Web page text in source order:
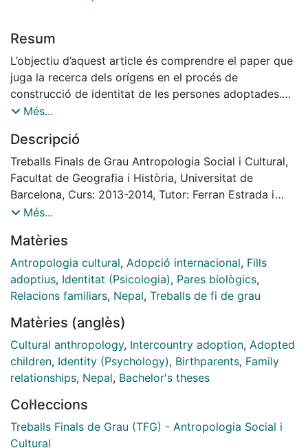
Resum
L’objectiu d’aquest article és comprendre el paper que
juga la recerca dels orígens en el procés de
construcció de identitat de les persones adoptades.
S’analitza el significat que aquestes persones atorguen
de recerca. S’estudia la importància que se li dóna a la
història personal prèvia, com és la seva
(re)construcció i quines implicacions té la recuperació
del passat en el desenvolupament de la seva vida
quotidiana. Es conclou que l’interès per part dels joves
recorda sobre abans de l’adopció i el caràcter del
contacte previ amb la família de naixement. No
obstant, trobem casos en què hi ha persones que
tenen coneixement sobre els seus orígens però se
contacte. Per això, la conclusió final a la qual s’arriba
en aquest article és que aquelles persones que
mostren interès per conèixer el seu país d’origen i la
seva família de naixement, expressen una
Més...
Descripció
Treballs Finals de Grau Antropologia Social i Cultural,
Facultat de Geografia i Història, Universitat de
Barcelona, Curs: 2013-2014, Tutor: Ferran Estrada i
Bonell
Més...
Matèries
Antropologia cultural, Adopció internacional, Fills
adoptius, Identitat (Psicologia), Pares biològics,
Relacions familiars, Nepal, Treballs de fi de grau
Matèries (anglès)
Cultural anthropology, Intercountry adoption, Adopted
children, Identity (Psychology), Birthparents, Family
relationships, Nepal, Bachelor's theses
Col·leccions
Treballs Finals de Grau (TFG) - Antropologia Social i
Cultural